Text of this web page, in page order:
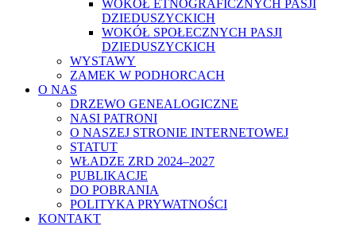
WOKÓŁ ETNOGRAFICZNYCH PASJI
DZIEDUSZYCKICH
WOKÓŁ SPOŁECZNYCH PASJI
DZIEDUSZYCKICH
WYSTAWY
ZAMEK W PODHORCACH
O NAS
DRZEWO GENEALOGICZNE
NASI PATRONI
O NASZEJ STRONIE INTERNETOWEJ
STATUT
WŁADZE ZRD 2024–2027
PUBLIKACJE
DO POBRANIA
POLITYKA PRYWATNOŚCI
KONTAKT